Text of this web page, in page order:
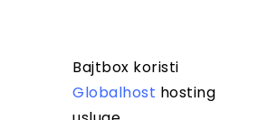
Bajtbox koristi
Globalhost hosting